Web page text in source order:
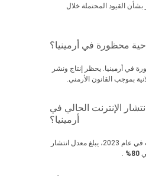
القيود المحتملة خلال
محظورة في أرمينيا؟
في أرمينيا. يحظر إنتاج ونشر
بموجب القانون الأرمني.
الإنترنت الحالي في
أرمينيا؟
اعتبارًا من أحدث البيانات في عام 2023، يبلغ معدل انتشار
80%
.